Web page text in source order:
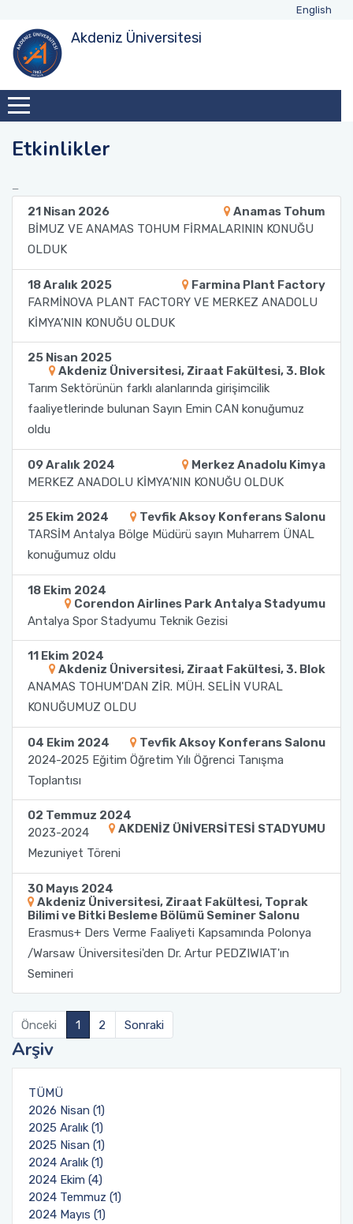
English
Akdeniz Üniversitesi
Etkinlikler
21 Nisan 2026
Anamas Tohum
BİMUZ VE ANAMAS TOHUM FİRMALARININ KONUĞU
OLDUK
18 Aralık 2025
Farmina Plant Factory
FARMİNOVA PLANT FACTORY VE MERKEZ ANADOLU
KİMYA’NIN KONUĞU OLDUK
25 Nisan 2025
Akdeniz Üniversitesi, Ziraat Fakültesi, 3. Blok
Tarım Sektörünün farklı alanlarında girişimcilik
faaliyetlerinde bulunan Sayın Emin CAN konuğumuz
oldu
09 Aralık 2024
Merkez Anadolu Kimya
MERKEZ ANADOLU KİMYA’NIN KONUĞU OLDUK
25 Ekim 2024
Tevfik Aksoy Konferans Salonu
TARSİM Antalya Bölge Müdürü sayın Muharrem ÜNAL
konuğumuz oldu
18 Ekim 2024
Corendon Airlines Park Antalya Stadyumu
Antalya Spor Stadyumu Teknik Gezisi
11 Ekim 2024
Akdeniz Üniversitesi, Ziraat Fakültesi, 3. Blok
ANAMAS TOHUM'DAN ZİR. MÜH. SELİN VURAL
KONUĞUMUZ OLDU
04 Ekim 2024
Tevfik Aksoy Konferans Salonu
2024-2025 Eğitim Öğretim Yılı Öğrenci Tanışma
Toplantısı
02 Temmuz 2024
AKDENİZ ÜNİVERSİTESİ STADYUMU
2023-2024
Mezuniyet Töreni
30 Mayıs 2024
Akdeniz Üniversitesi, Ziraat Fakültesi, Toprak
Bilimi ve Bitki Besleme Bölümü Seminer Salonu
Erasmus+ Ders Verme Faaliyeti Kapsamında Polonya
/Warsaw Üniversitesi'den Dr. Artur PEDZIWIAT'ın
Semineri
Önceki 1 2 Sonraki
Arşiv
TÜMÜ
2026 Nisan (1)
2025 Aralık (1)
2025 Nisan (1)
2024 Aralık (1)
2024 Ekim (4)
2024 Temmuz (1)
2024 Mayıs (1)
Yönetim
Danışma Kurulu
Tanıtım
Akademik Personel
İdari Personel
Teknik Personel
Lisans
Müfredat
Ders İçerikleri
Ders Görevlendirmeleri
Ders Programı
Lisansüstü
Yüksek Lisans Müfredat
Doktora Müfredat
Tezler
Lisansüstü Mezunlarımız
Öğrenci Değişim Programları
Birim Dışı Uygulama (Staj)
Tanışma Toplantıları
Sektör Uygulamaları
Teknik Geziler
Laboratuvarlar
Analiz Fiyat Listesi
Mezunlarımızın Görüşleri
Mezun Takip Sistemi